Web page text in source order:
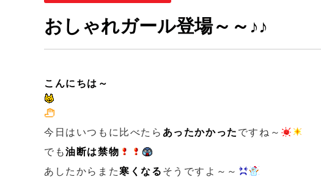
おしゃれガール登場～～♪♪
こんにちは～
今日はいつもに比べたら あったかかった ですね～
でも油断は禁物
あしたからまた寒くなる そうですよ～～